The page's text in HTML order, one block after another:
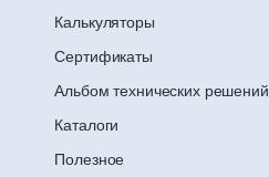
Калькуляторы
Сертификаты
Альбом технических решений
Каталоги
Полезное